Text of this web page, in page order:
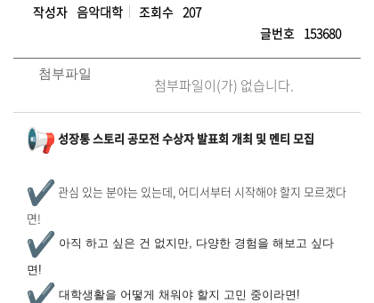
작성자 음악대학 조회수 207
글번호 153680
첨부파일
첨부파일이(가) 없습니다.
성장통 스토리 공모전 수상자 발표회 개최 및 멘티 모집
관심 있는 분야는 있는데, 어디서부터 시작해야 할지 모르겠다
면!
아직 하고 싶은 건 없지만, 다양한 경험을 해보고 싶다
면!
대학생활을 어떻게 채워야 할지 고민 중이라면!